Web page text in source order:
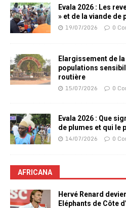
Evala 2026 : Les
» et de la viande
19/07/2026 0
Elargissement de la
populations
routière
15/07/2026 0
Evala 2026 : Que
de plumes et qui le
14/07/2026 0
AFRICANA
Hervé Renard
Eléphants de Côte